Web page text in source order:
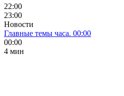
22:00
23:00
Новости
Главные темы часа. 00:00
00:00
4 мин